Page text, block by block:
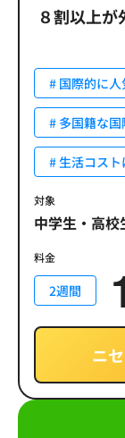
８割以上が
# 国際的に
# 多国籍な
# 生活コス
対象
中学生・高校
料金
2週間
ニ